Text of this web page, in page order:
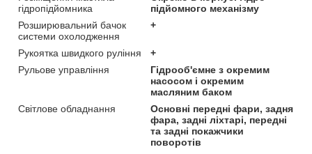
гідропідйомника
підйомного механізму
Розширювальний бачок
системи охолодження
+
Рукоятка швидкого руління
+
Рульове управління
Гідрооб'ємне з окремим
насосом і окремим
масляним баком
Світлове обладнання
Основні передні фари, задня
фара, задні ліхтарі, передні
та задні покажчики
поворотів